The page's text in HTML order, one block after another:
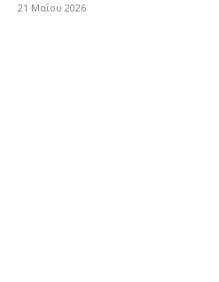
21 Μαΐου 2026